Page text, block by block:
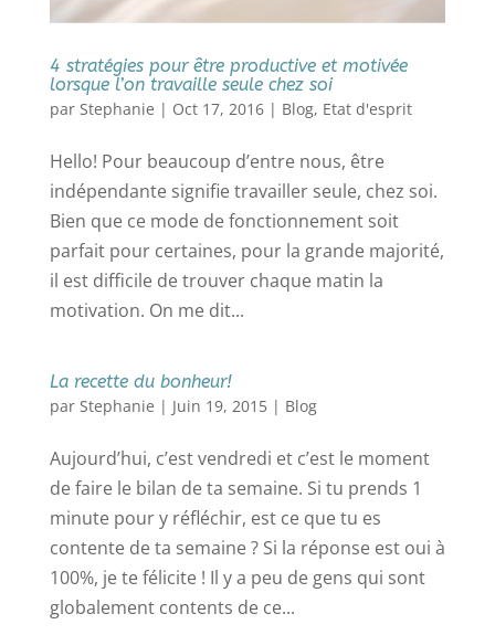
4 stratégies pour être productive et motivée
lorsque l’on travaille seule chez soi
par Stephanie | Oct 17, 2016| Blog, Etat d'esprit
Hello! Pour beaucoup d’entre nous, être
indépendante signifie travailler seule, chez soi.
Bien que ce mode de fonctionnement soit
parfait pour certaines, pour la grande majorité,
il est difficile de trouver chaque matin la
motivation. On me dit...
La recette du bonheur!
par Stephanie | Juin 19, 2015| Blog
Aujourd’hui, c’est vendredi et c’est le moment
de faire le bilan de ta semaine. Si tu prends 1
minute pour y réfléchir, est ce que tu es
contente de ta semaine ? Si la réponse est oui à
100%, je te félicite ! Il y a peu de gens qui sont
globalement contents de ce...